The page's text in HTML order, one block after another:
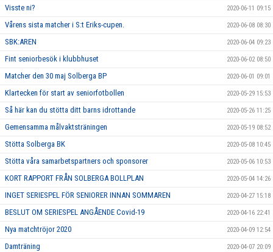
Visste ni? 2020-06-11 09:15
Vårens sista matcher i S:t Eriks-cupen. 2020-06-08 08:30
SBK:AREN 2020-06-04 09:23
Fint seniorbesök i klubbhuset 2020-06-02 08:50
Matcher den 30 maj Solberga BP 2020-06-01 09:01
Klartecken för start av seniorfotbollen 2020-05-29 15:53
Så här kan du stötta ditt barns idrottande 2020-05-26 11:25
Gemensamma målvaktsträningen 2020-05-19 08:52
Stötta Solberga BK 2020-05-08 10:45
Stötta våra samarbetspartners och sponsorer 2020-05-06 10:53
KORT RAPPORT FRÅN SOLBERGA BOLLPLAN 2020-05-04 14:26
INGET SERIESPEL FÖR SENIORER INNAN SOMMAREN 2020-04-27 15:18
BESLUT OM SERIESPEL ANGÅENDE Covid-19 2020-04-16 22:41
Nya matchtröjor 2020 2020-04-09 12:54
Damträning 2020-04-07 20:09